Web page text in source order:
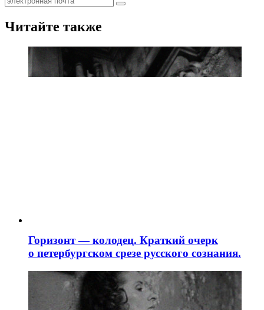
Читайте также
Горизонт — колодец. Краткий очерк
о петербургском срезе русского сознания.